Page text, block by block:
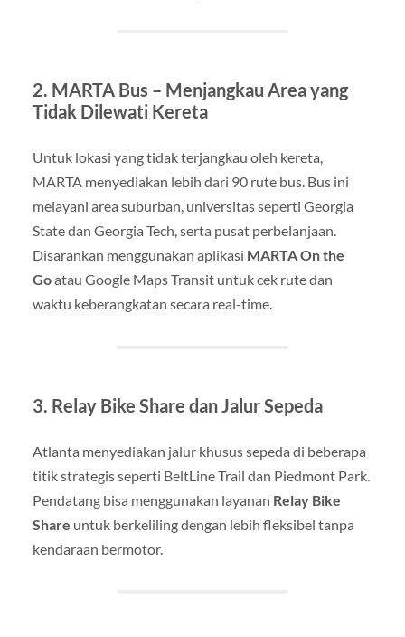
2. MARTA Bus – Menjangkau Area yang
Tidak Dilewati Kereta
Untuk lokasi yang tidak terjangkau oleh kereta,
MARTA menyediakan lebih dari 90 rute bus. Bus ini
melayani area suburban, universitas seperti Georgia
State dan Georgia Tech, serta pusat perbelanjaan.
Disarankan menggunakan aplikasi MARTA On the
Goatau Google Maps Transit untuk cek rute dan
waktu keberangkatan secara real-time.
3. Relay Bike Share dan Jalur Sepeda
Atlanta menyediakan jalur khusus sepeda di beberapa
titik strategis seperti BeltLine Trail dan Piedmont Park.
Pendatang bisa menggunakan layanan Relay Bike
Share untuk berkeliling dengan lebih fleksibel tanpa
kendaraan bermotor.